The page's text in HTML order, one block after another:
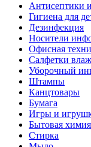
Антисептики
Гигиена для
Дезинфекция
Носители
Офисная
Салфетки
Уборочный
Штампы
Канцтовары
Бумага
Игры и
Бытовая химия
Стирка